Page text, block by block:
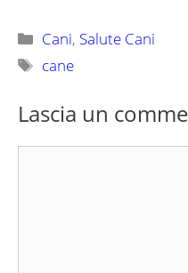
Categorie
Cani, Salute Cani
Tag
cane
Lascia un